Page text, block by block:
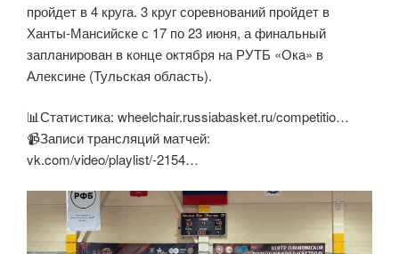
пройдет в 4 круга. 3 круг соревнований пройдет в
Ханты-Мансийске с 17 по 23 июня, а финальный
запланирован в конце октября на РУТБ «Ока» в
Алексине (Тульская область).
📊Статистика: wheelchair.russiabasket.ru/competitio…
📹Записи трансляций матчей:
vk.com/video/playlist/-2154…